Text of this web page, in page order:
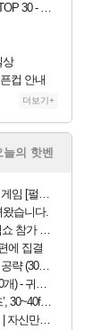
간 치지직
상
컵 안내
더보기+
늘의 핫벤
사이트 오픈
습니다.
가 결정
에 집결
랑 결투가
도전과제
목표 추정
의 스타일